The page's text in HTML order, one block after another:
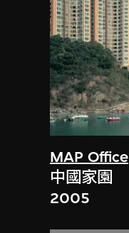
MAP Office
中國家園
2005